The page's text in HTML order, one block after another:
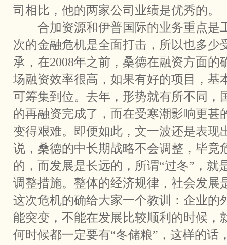
司相比，他的两家公司业绩是优秀的。
合加资源和伊普国际的业务重点是
次的金融危机是全面打击，所以也多少
承，在2008年之前，桑德在融资方面的
场融资效率很高，如果有好的项目，基
可筹集到位。去年，形势就有所不同，
的再融资完成了，而在受寒潮影响更甚
变得艰难。即便如此，文一波还是表现
说，桑德的中长期战略不会调整，毕竟
的，而发展是长远的，所谓“过冬”，就
调整措施。整体的经济规律，社会发展
这次危机的确给大家一个教训：企业的
能突变，不能在发展比较顺利的时候，
何时候都一定要有“冬储粮”，这样的话